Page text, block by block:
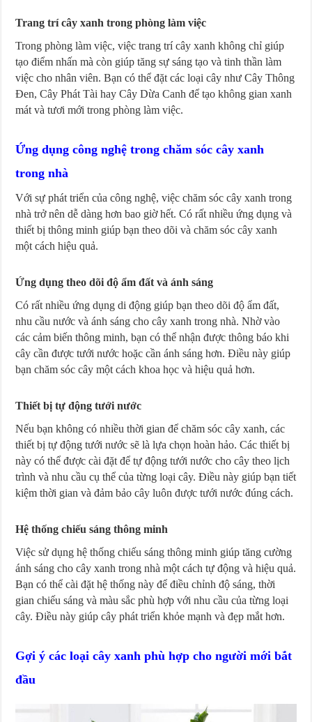
Trang trí cây xanh trong phòng làm việc
Trong phòng làm việc, việc trang trí cây xanh không chỉ giúp
tạo điểm nhấn mà còn giúp tăng sự sáng tạo và tinh thần làm
việc cho nhân viên. Bạn có thể đặt các loại cây như Cây Thông
Đen, Cây Phát Tài hay Cây Dừa Canh để tạo không gian xanh
mát và tươi mới trong phòng làm việc.
Ứng dụng công nghệ trong chăm sóc cây xanh
trong nhà
Với sự phát triển của công nghệ, việc chăm sóc cây xanh trong
nhà trở nên dễ dàng hơn bao giờ hết. Có rất nhiều ứng dụng và
thiết bị thông minh giúp bạn theo dõi và chăm sóc cây xanh
một cách hiệu quả.
Ứng dụng theo dõi độ ẩm đất và ánh sáng
Có rất nhiều ứng dụng di động giúp bạn theo dõi độ ẩm đất,
nhu cầu nước và ánh sáng cho cây xanh trong nhà. Nhờ vào
các cảm biến thông minh, bạn có thể nhận được thông báo khi
cây cần được tưới nước hoặc cần ánh sáng hơn. Điều này giúp
bạn chăm sóc cây một cách khoa học và hiệu quả hơn.
Thiết bị tự động tưới nước
Nếu bạn không có nhiều thời gian để chăm sóc cây xanh, các
thiết bị tự động tưới nước sẽ là lựa chọn hoàn hảo. Các thiết bị
này có thể được cài đặt để tự động tưới nước cho cây theo lịch
trình và nhu cầu cụ thể của từng loại cây. Điều này giúp bạn tiết
kiệm thời gian và đảm bảo cây luôn được tưới nước đúng cách.
Hệ thống chiếu sáng thông minh
Việc sử dụng hệ thống chiếu sáng thông minh giúp tăng cường
ánh sáng cho cây xanh trong nhà một cách tự động và hiệu quả.
Bạn có thể cài đặt hệ thống này để điều chỉnh độ sáng, thời
gian chiếu sáng và màu sắc phù hợp với nhu cầu của từng loại
cây. Điều này giúp cây phát triển khỏe mạnh và đẹp mắt hơn.
Gợi ý các loại cây xanh phù hợp cho người mới bắt
đầu